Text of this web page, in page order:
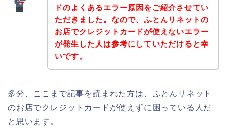
ドのよくあるエラー原因をご紹介させてい
ただきました。なので、ふとんリネットの
お店でクレジットカードが使えないエラー
が発生した人は参考にしていただけると幸
いです。
多分、ここまで記事を読まれた方は、ふとんリネット
のお店でクレジットカードが使えずに困っている人だ
と思います。